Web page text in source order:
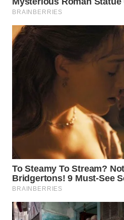
SUMEDANG
WN
CIANJUR
WN
TANGERANG
BINJAI
WN
CIREBON